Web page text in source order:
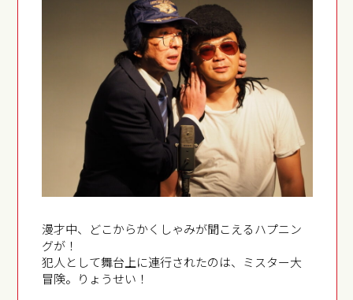
漫才中、どこからかくしゃみが聞こえるハプニン
グが！
犯人として舞台上に連行されたのは、ミスター大
冒険。りょうせい！